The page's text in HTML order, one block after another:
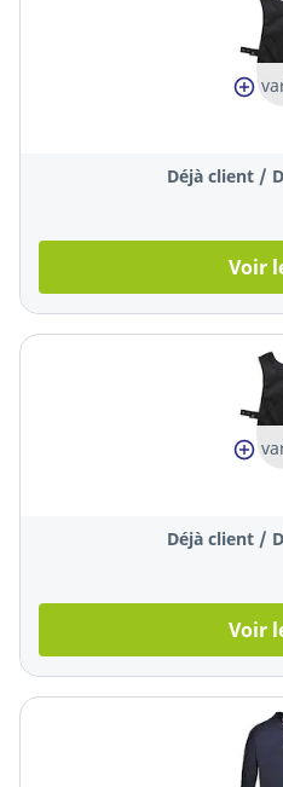
Déjà client /
Voir
Déjà client /
Voir